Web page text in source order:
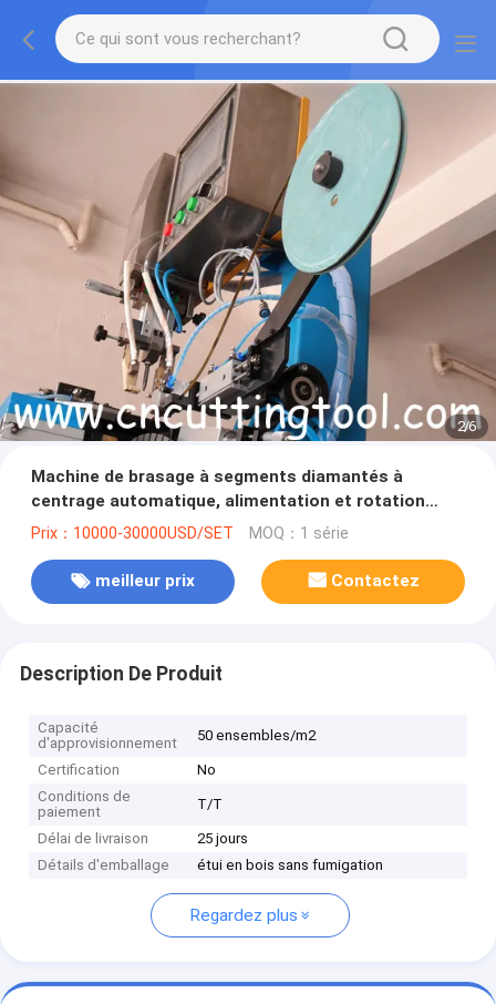
2/6
Machine de brasage à segments diamantés à
centrage automatique, alimentation et rotation
contrôlées par PLC
Prix：10000-30000USD/SET MOQ：1 série
meilleur prix Contactez
Description De Produit
Capacité
d'approvisionnement
50 ensembles/m2
Certification
No
Conditions de
paiement
T/T
Délai de livraison
25 jours
Détails d'emballage
étui en bois sans fumigation
Regardez plus